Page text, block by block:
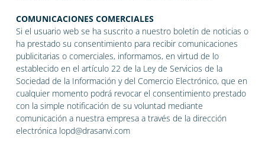
COMUNICACIONES COMERCIALES
Si el usuario web se ha suscrito a nuestro boletín de noticias o
ha prestado su consentimiento para recibir comunicaciones
publicitarias o comerciales, informamos, en virtud de lo
establecido en el artículo 22 de la Ley de Servicios de la
Sociedad de la Información y del Comercio Electrónico, que en
cualquier momento podrá revocar el consentimiento prestado
con la simple notificación de su voluntad mediante
comunicación a nuestra empresa a través de la dirección
electrónica lopd@drasanvi.com